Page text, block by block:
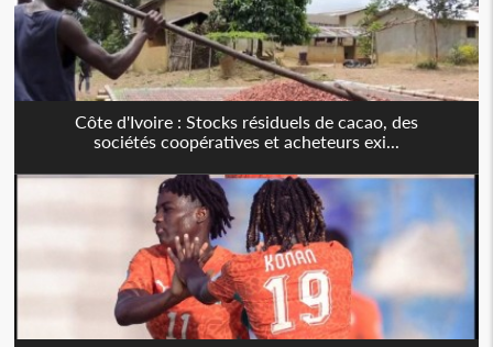
Côte d'Ivoire : Stocks résiduels de cacao, des
sociétés coopératives et acheteurs exi...